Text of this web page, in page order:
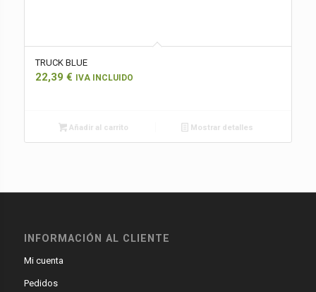
TRUCK BLUE
22,39 € IVA INCLUIDO
Añadir al carrito Mostrar detalles
INFORMACIÓN AL CLIENTE
Mi cuenta
Pedidos